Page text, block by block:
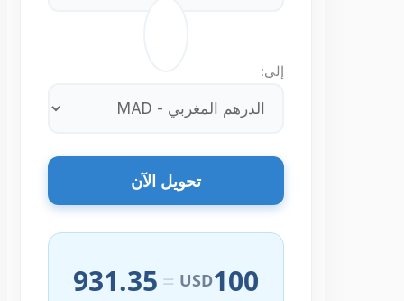
تحويل الآن
100
USD
=
931.35